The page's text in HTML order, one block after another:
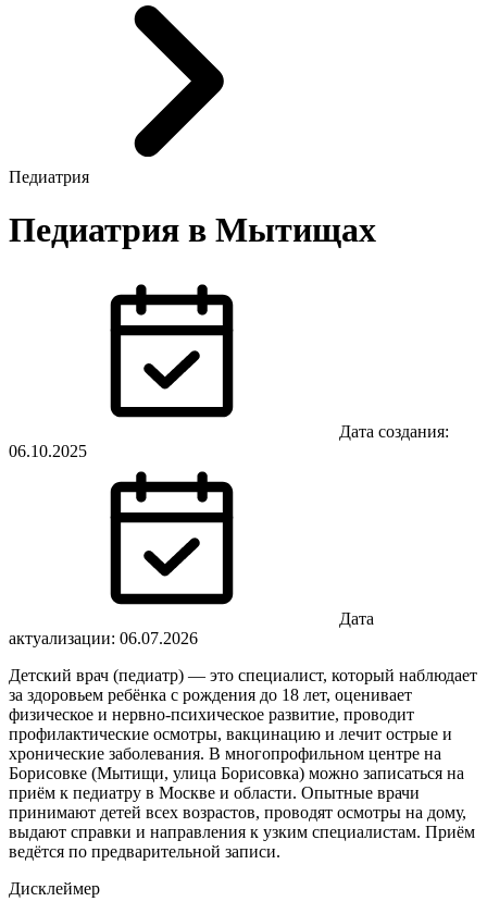
Педиатрия
Педиатрия в Мытищах
Дата создания:
06.10.2025
Дата
актуализации: 06.07.2026
Детский врач (педиатр) — это специалист, который наблюдает
за здоровьем ребёнка с рождения до 18 лет, оценивает
физическое и нервно-психическое развитие, проводит
профилактические осмотры, вакцинацию и лечит острые и
хронические заболевания. В многопрофильном центре на
Борисовке (Мытищи, улица Борисовка) можно записаться на
приём к педиатру в Москве и области. Опытные врачи
принимают детей всех возрастов, проводят осмотры на дому,
выдают справки и направления к узким специалистам. Приём
ведётся по предварительной записи.
Дисклеймер